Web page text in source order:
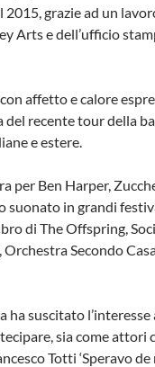
grazie ad un
Arts e dell’ufficio
affetto e calore
recente tour della
e estere.
per Ben Harper,
suonato in grandi
di The Offspring,
Secondo
ha suscitato l’interesse
sia come attori
Totti ‘Speravo de